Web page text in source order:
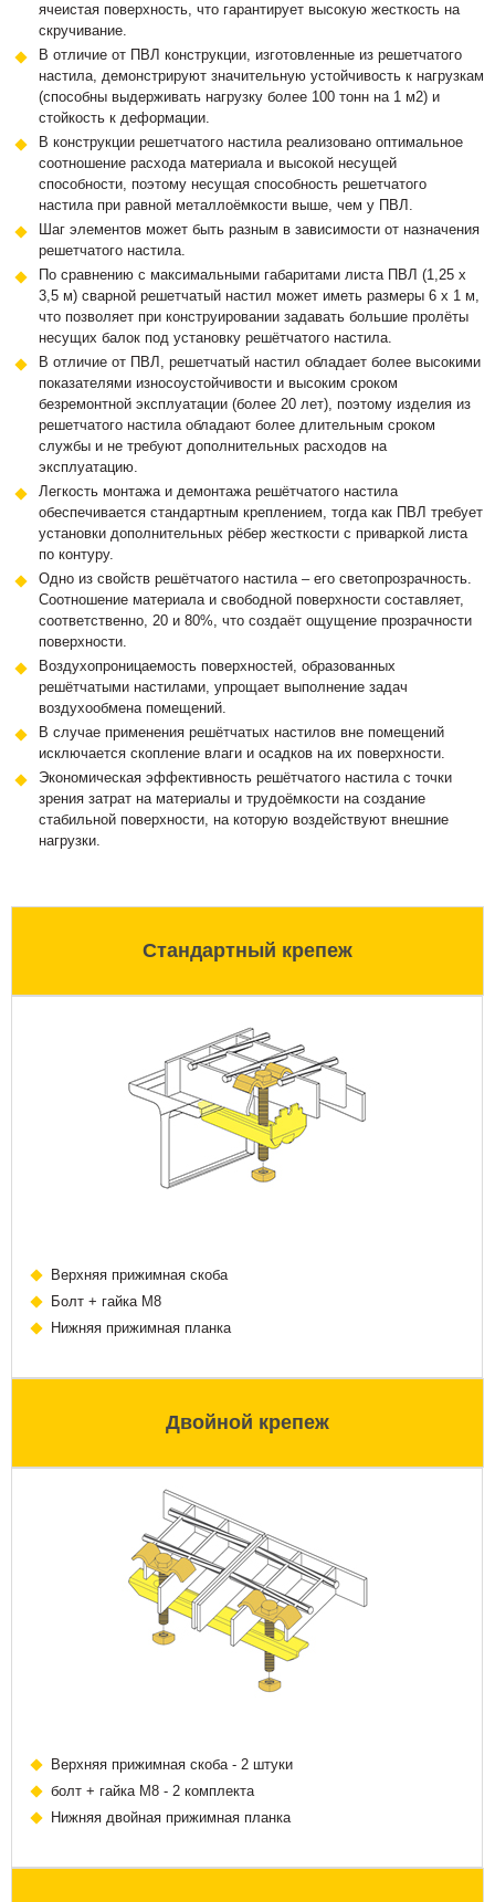
ячеистая поверхность, что гарантирует высокую жесткость на
скручивание.
В отличие от ПВЛ конструкции, изготовленные из решетчатого
настила, демонстрируют значительную устойчивость к нагрузкам
(способны выдерживать нагрузку более 100 тонн на 1 м2) и
стойкость к деформации.
В конструкции решетчатого настила реализовано оптимальное
соотношение расхода материала и высокой несущей
способности, поэтому несущая способность решетчатого
настила при равной металлоёмкости выше, чем у ПВЛ.
Шаг элементов может быть разным в зависимости от назначения
решетчатого настила.
По сравнению с максимальными габаритами листа ПВЛ (1,25 х
3,5 м) сварной решетчатый настил может иметь размеры 6 х 1 м,
что позволяет при конструировании задавать большие пролёты
несущих балок под установку решётчатого настила.
В отличие от ПВЛ, решетчатый настил обладает более высокими
показателями износоустойчивости и высоким сроком
безремонтной эксплуатации (более 20 лет), поэтому изделия из
решетчатого настила обладают более длительным сроком
службы и не требуют дополнительных расходов на
эксплуатацию.
Легкость монтажа и демонтажа решётчатого настила
обеспечивается стандартным креплением, тогда как ПВЛ требует
установки дополнительных рёбер жесткости с приваркой листа
по контуру.
Одно из свойств решётчатого настила – его светопрозрачность.
Соотношение материала и свободной поверхности составляет,
соответственно, 20 и 80%, что создаёт ощущение прозрачности
поверхности.
Воздухопроницаемость поверхностей, образованных
решётчатыми настилами, упрощает выполнение задач
воздухообмена помещений.
В случае применения решётчатых настилов вне помещений
исключается скопление влаги и осадков на их поверхности.
Экономическая эффективность решётчатого настила с точки
зрения затрат на материалы и трудоёмкости на создание
стабильной поверхности, на которую воздействуют внешние
нагрузки.
Стандартный крепеж
Верхняя прижимная скоба
Болт + гайка М8
Нижняя прижимная планка
Двойной крепеж
Верхняя прижимная скоба - 2 штуки
болт + гайка М8 - 2 комплекта
Нижняя двойная прижимная планка